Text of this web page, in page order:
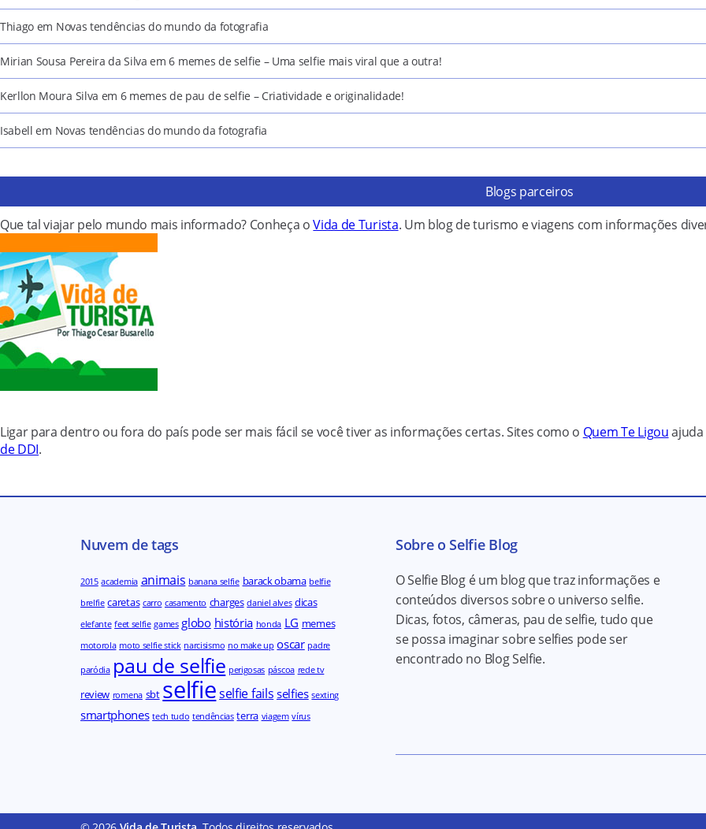
Thiago em Novas tendências do mundo da fotografia
Mirian Sousa Pereira da Silva em6 memes de selfie – Uma selfie mais viral que a outra!
Kerllon Moura Silva em 6 memes de pau de selfie – Criatividade e originalidade!
Isabell em Novas tendências do mundo da fotografia
Blogs parceiros
Que tal viajar pelo mundo mais informado? Conheça oVida de Turista. Um blog de turismo e viagens com informações
Ligar para dentro ou fora do país pode ser mais fácil se você tiver as informações certas. Sites como o Quem Te Ligou
de DDI.
Nuvem de tags
2015 academia animais banana selfie barack obama belfie
brelfie caretas carro casamento charges daniel alves dicas
elefante feet selfie games globo história honda LG memes
motorola moto selfie stick narcisismo no make up oscar padre
paródia pau de selfie perigosas páscoa rede tv
review romena sbt selfieselfie fails selfies sexting
smartphones tech tudo tendências terra viagem vírus
Sobre o Selfie Blog
O Selfie Blog é um blog que traz informações e
conteúdos diversos sobre o universo selfie.
Dicas, fotos, câmeras, pau de selfie, tudo que
se possa imaginar sobre selfies pode ser
encontrado no Blog Selfie.